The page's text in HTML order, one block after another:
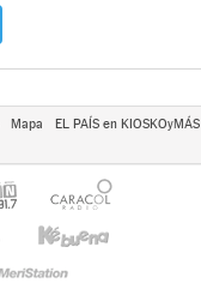
Mapa
EL PAÍS en KIOSKOyMÁS